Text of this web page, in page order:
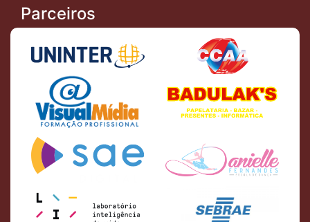
Parceiros